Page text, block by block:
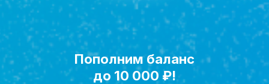
Исполнить мечту!
Пополним баланс
до 10 000 ₽!